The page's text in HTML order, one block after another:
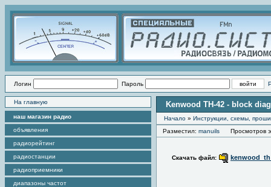
Логин Пароль
На главную
наш магазин радио
объявления
радиорейтинг
радиостанции
радиоприемники
диапазоны частот
Kenwood TH-42 - block
Начало » Инструкции, схемы,
Разместил: manuils Просмотров
Скачать файл: